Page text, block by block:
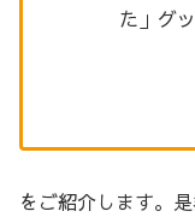
た」グ
をご紹介します。